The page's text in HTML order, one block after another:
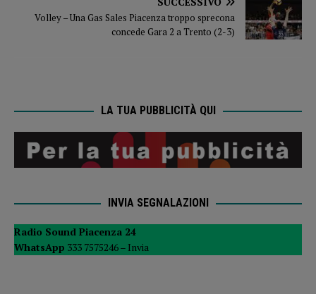
Volley – Una Gas Sales Piacenza troppo sprecona
concede Gara 2 a Trento (2-3)
LA TUA PUBBLICITÀ QUI
INVIA SEGNALAZIONI
Radio Sound Piacenza 24
WhatsApp 333 7575246 – Invia